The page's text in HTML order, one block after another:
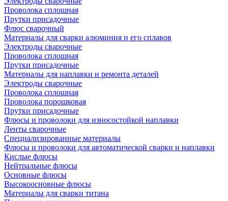
Проволока сплошная
Прутки присадочные
Флюс сварочный
Материалы для сварки алюминия и его сплавов
Электроды сварочные
Проволока сплошная
Прутки присадочные
Материалы для наплавки и ремонта деталей
Электроды сварочные
Проволока сплошная
Проволока порошковая
Прутки присадочные
Флюсы и проволоки для износостойкой наплавки
Ленты сварочные
Специализированные материалы
Флюсы и проволоки для автоматической сварки и наплавки
Кислые флюсы
Нейтральные флюсы
Основные флюсы
Высокоосновные флюсы
Материалы для сварки титана